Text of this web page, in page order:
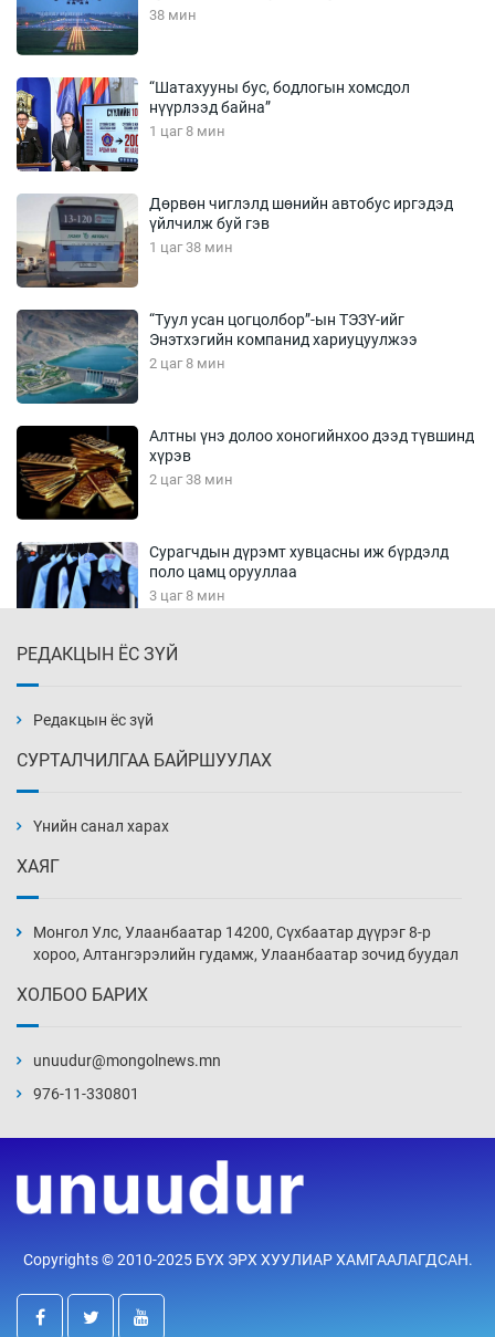
38 мин
“Шатахууны бус, бодлогын хомсдол
нүүрлээд байна”
1 цаг 8 мин
Дөрвөн чиглэлд шөнийн автобус иргэдэд
үйлчилж буй гэв
1 цаг 38 мин
“Туул усан цогцолбор”-ын ТЭЗҮ-ийг
Энэтхэгийн компанид хариуцуулжээ
2 цаг 8 мин
Алтны үнэ долоо хоногийнхоо дээд түвшинд
хүрэв
2 цаг 38 мин
Сурагчдын дүрэмт хувцасны иж бүрдэлд
поло цамц орууллаа
3 цаг 8 мин
3 цаг 38 мин
4 цаг 8 мин
4 цаг 38 мин
дарамтад оров
20 цаг 38 мин
баржээ
21 цаг 8 мин
РЕДАКЦЫН ЁС ЗҮЙ
Редакцын ёс зүй
СУРТАЛЧИЛГАА БАЙРШУУЛАХ
Үнийн санал харах
ХАЯГ
Монгол Улс, Улаанбаатар 14200, Сүхбаатар дүүрэг 8-р
хороо, Алтангэрэлийн гудамж, Улаанбаатар зочид буудал
ХОЛБОО БАРИХ
unuudur@mongolnews.mn
976-11-330801
Copyrights © 2010-2025 БҮХ ЭРХ ХУУЛИАР ХАМГААЛАГДСАН.